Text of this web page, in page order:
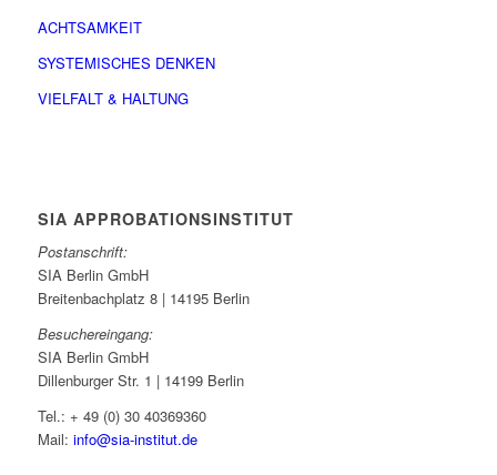
ACHTSAMKEIT
SYSTEMISCHES DENKEN
VIELFALT & HALTUNG
SIA APPROBATIONSINSTITUT
Postanschrift:
SIA Berlin GmbH
Breitenbachplatz 8 | 14195 Berlin
Besuchereingang:
SIA Berlin GmbH
Dillenburger Str. 1 | 14199 Berlin
Tel.: + 49 (0) 30 40369360
Mail: info@sia-institut.de